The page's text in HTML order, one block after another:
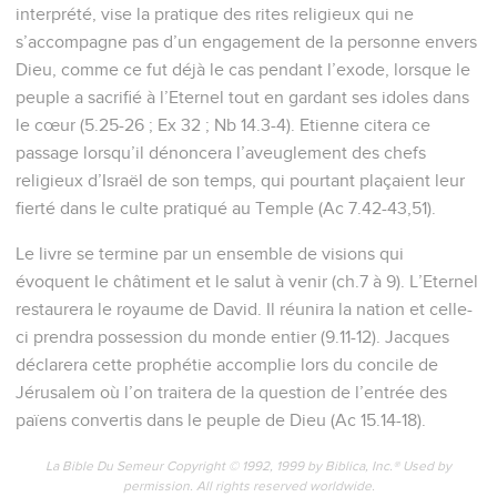
interprété, vise la pratique des rites religieux qui ne
s’accompagne pas d’un engagement de la personne envers
Dieu, comme ce fut déjà le cas pendant l’exode, lorsque le
peuple a sacrifié à l’Eternel tout en gardant ses idoles dans
le cœur (5.25-26 ; Ex 32 ; Nb 14.3-4). Etienne citera ce
passage lorsqu’il dénoncera l’aveuglement des chefs
religieux d’Israël de son temps, qui pourtant plaçaient leur
fierté dans le culte pratiqué au Temple (Ac 7.42-43,51).
Le livre se termine par un ensemble de visions qui
évoquent le châtiment et le salut à venir (ch.7 à 9). L’Eternel
restaurera le royaume de David. Il réunira la nation et celle-
ci prendra possession du monde entier (9.11-12). Jacques
déclarera cette prophétie accomplie lors du concile de
Jérusalem où l’on traitera de la question de l’entrée des
païens convertis dans le peuple de Dieu (Ac 15.14-18).
La Bible Du Semeur Copyright © 1992, 1999 by Biblica, Inc.® Used by
permission. All rights reserved worldwide.